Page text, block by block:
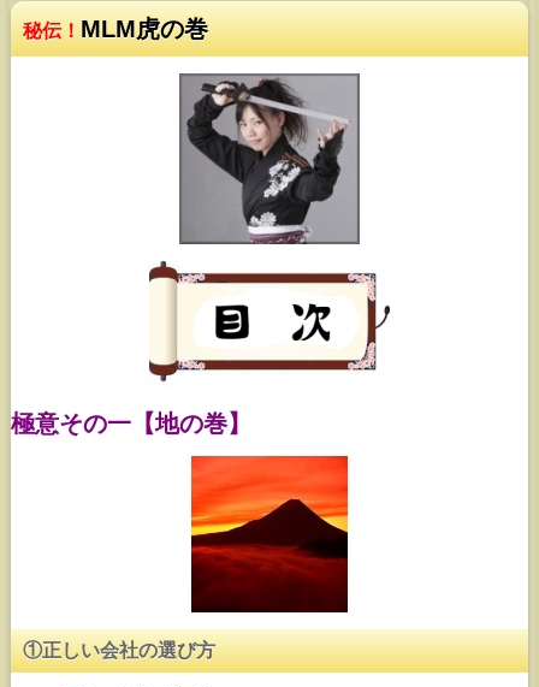
秘伝！ MLM虎の巻
極意その一【地の巻】
①正しい会社の選び方